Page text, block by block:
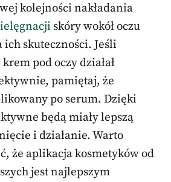
kolejności nakładania
skóry wokół oczu
skuteczności. Jeśli
pod oczy działał
pamiętaj, że
po serum. Dzięki
będą miały lepszą
i działanie. Warto
że aplikacja kosmetyków od
jest najlepszym